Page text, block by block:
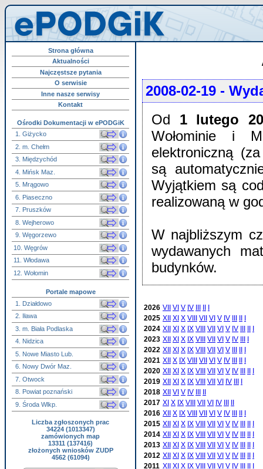
Strona główna
Aktualności
Najczęstsze pytania
O serwisie
Inne nasze serwisy
Kontakt
Ośrodki Dokumentacji w ePODGiK
1. Giżycko
2. m. Chełm
3. Międzychód
4. Mińsk Maz.
5. Mrągowo
6. Piaseczno
7. Pruszków
8. Wejherowo
9. Węgorzewo
10. Węgrów
11. Włodawa
12. Wołomin
Portale mapowe
1. Działdowo
2. Iława
3. m. Biała Podlaska
4. Nidzica
5. Nowe Miasto Lub.
6. Nowy Dwór Maz.
7. Otwock
8. Powiat poznański
9. Środa Wlkp.
Liczba zgłoszonych prac
34224 (1013347)
zamówionych map
13311 (137416)
złożonych wniosków ZUDP
4562 (61094)
2008-02-19 -
Od 1 lutego
Wołominie i
elektroniczną
są
Wyjątkiem są
realizowaną w
W najbliższym
wydawanych
budynków.
2026 VII VI V IV
2025 XII XI X VIII VII VI V IV
2024 XII XI X IX VIII VII VI V IV
2023 XII XI X IX VIII VII VI V IV
2022 XII XI X IX VIII VII VI V
2021 XII X IX VIII VII VI V IV
2020 XII XI X IX VIII VII VI V IV
2019 XII XI X IX VIII VII VI IV
2018 XII VI V IV
2017 XI X IX VIII VII VI IV
2016 XII X IX VIII VII VI V IV
2015 XII XI X IX VIII VII VI V IV
2014 XII XI X IX VIII VII VI V IV
2013 XII XI X IX VIII VII VI V IV
2012 XII XI X IX VIII VII VI V IV
2011 XII XI X IX VIII VII VI V IV